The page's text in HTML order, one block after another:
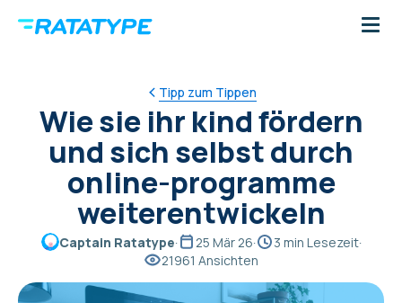
Tipp zum Tippen
Wie sie ihr kind fördern
und sich selbst durch
online-programme
weiterentwickeln
Captain Ratatype· 25 Mär 26· 3 min Lesezeit·
21961 Ansichten